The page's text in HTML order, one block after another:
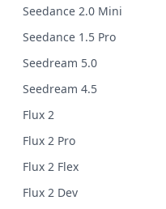
Seedance 2.0 Mini
Seedance 1.5 Pro
Seedream 5.0
Seedream 4.5
Flux 2
Flux 2 Pro
Flux 2 Flex
Flux 2 Dev